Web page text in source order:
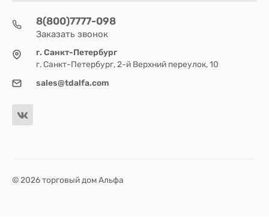
8(800)7777-098
Заказать звонок
г. Санкт-Петербург
г. Санкт-Петербург, 2-й Верхний переулок, 10
sales@tdalfa.com
© 2026 торговый дом Альфа